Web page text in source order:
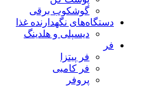
گوشکوب برقی
دستگاه‌های نگهدارنده غذا
دیسپلی و هلدینگ
فر
فر پیتزا
فر کامبی
پروفر